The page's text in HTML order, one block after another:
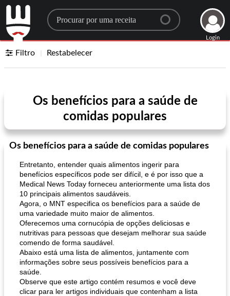
Search for a recipe
Login
Filtro Restabelecer
Os benefícios para a saúde de
comidas populares
Os benefícios para a saúde de comidas populares
Entretanto, entender quais alimentos ingerir para
benefícios específicos pode ser difícil, e é por isso que a
Medical News Today forneceu anteriormente uma lista dos
10 principais alimentos saudáveis.
Agora, o MNT especifica os benefícios para a saúde de
uma variedade muito maior de alimentos.
Oferecemos uma cornucópia de opções deliciosas e
nutritivas para pessoas que desejam melhorar sua saúde
comendo de forma saudável.
Abaixo está uma lista de alimentos, juntamente com
informações sobre seus possíveis benefícios para a
saúde.
Observe que este artigo contém resumos e você deve
clicar para ler artigos individuais que contenham a lista